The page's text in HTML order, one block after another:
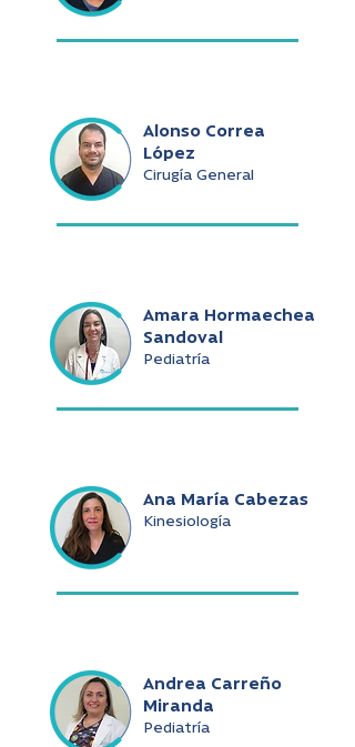
Alonso Correa
López
Cirugía General
Amara Hormaechea
Sandoval
Pediatría
Ana María Cabezas
Kinesiología
Andrea Carreño
Miranda
Pediatría